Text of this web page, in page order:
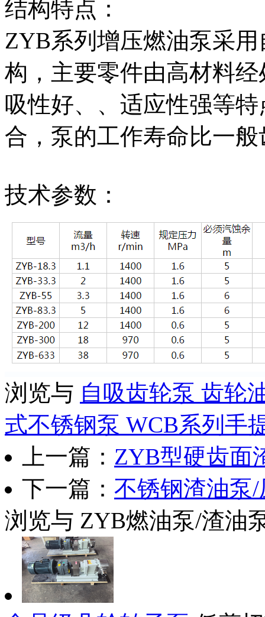
结构特点：
ZYB系列增压燃油泵采
构，主要零件由高材料
吸性好、、适应性强等
合，泵的工作寿命比一
技术参数：
浏览与 自吸齿轮泵 齿轮
式不锈钢泵 WCB系列手
上一篇： ZYB型硬齿面
下一篇： 不锈钢渣油泵
浏览与 ZYB燃油泵/渣油